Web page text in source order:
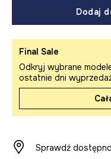
Dodaj
Final Sale
Odkryj wybrane
ostatnie dni
Sprawdź